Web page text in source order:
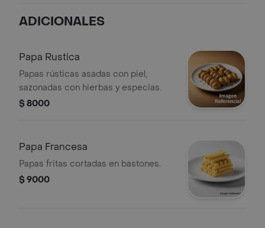
ADICIONALES
Papa Rustica
Papas rústicas asadas con piel,
sazonadas con hierbas y especias.
$ 8000
Papa Francesa
Papas fritas cortadas en bastones.
$ 9000